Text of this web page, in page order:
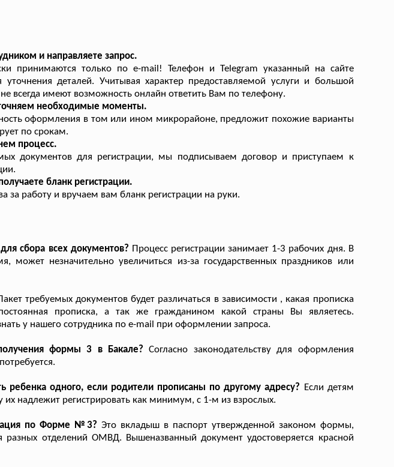
и направляете запрос.
принимаются только по e-mail! Телефон и Telegram указанный на сайте
уточнения деталей. Учитывая характер предоставляемой услуги и большой
всегда имеют возможность онлайн ответить Вам по телефону.
необходимые моменты.
оформления в том или ином микрорайоне, предложит похожие варианты
по срокам.
процесс.
документов для регистрации, мы подписываем договор и приступаем к
бланк регистрации.
работу и вручаем вам бланк регистрации на руки.
сбора всех документов? Процесс регистрации занимает 1-3 рабочих дня. В
может незначительно увеличиться из-за государственных праздников или
требуемых документов будет различаться в зависимости , какая прописка
прописка, а так же гражданином какой страны Вы являетесь.
у нашего сотрудника по e-mail при оформлении запроса.
формы 3 в Бакале? Согласно законодательству для оформления
ребенка одного, если родители прописаны по другому адресу? Если детям
их надлежит регистрировать как минимум, с 1-м из взрослых.
по Форме №3? Это вкладыш в паспорт утвержденной законом формы,
разных отделений ОМВД. Вышеназванный документ удостоверяется красной